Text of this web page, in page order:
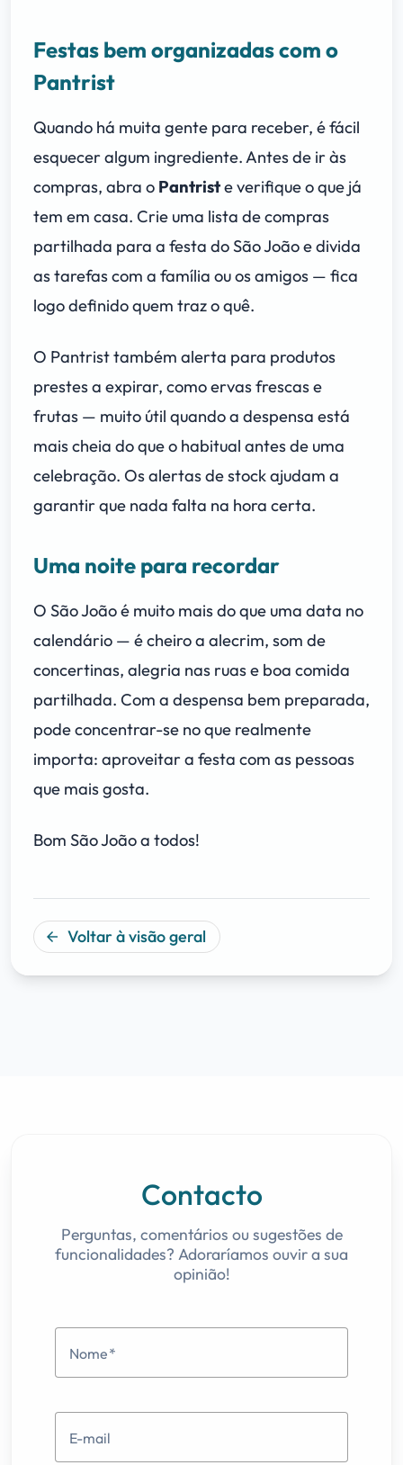
Festas bem organizadas com o
Pantrist
Quando há muita gente para receber, é fácil
esquecer algum ingrediente. Antes de ir às
compras, abra o Pantriste verifique o que já
tem em casa. Crie uma lista de compras
partilhada para a festa do São João e divida
as tarefas com a família ou os amigos — fica
logo definido quem traz o quê.
O Pantrist também alerta para produtos
prestes a expirar, como ervas frescas e
frutas — muito útil quando a despensa está
mais cheia do que o habitual antes de uma
celebração. Os alertas de stock ajudam a
garantir que nada falta na hora certa.
Uma noite para recordar
O São João é muito mais do que uma data no
calendário — é cheiro a alecrim, som de
concertinas, alegria nas ruas e boa comida
partilhada. Com a despensa bem preparada,
pode concentrar-se no que realmente
importa: aproveitar a festa com as pessoas
que mais gosta.
Bom São João a todos!
arrow_back Voltar à visão geral
Contacto
Perguntas, comentários ou sugestões de
funcionalidades? Adoraríamos ouvir a sua
opinião!
Nome
E-mail